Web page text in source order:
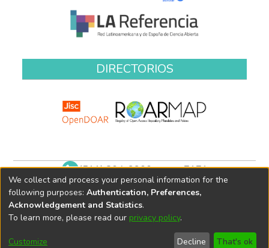
DIRECTORIOS
(511) 204-9900 anexo 7171
biblioteca@oefa.gob.pe
We collect and process your personal information for the
following purposes: Authentication, Preferences,
Acknowledgement and Statistics.
To learn more, please read our privacy policy.
Customize Decline That's ok